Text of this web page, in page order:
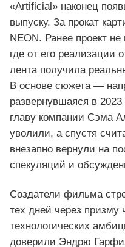
«Artificial» наконец
выпуску. За прокат
NEON. Ранее проект
где от его реализации
лента получила
В основе сюжета —
развернувшаяся в 2023
главу компании Сэма
уволили, а спустя
внезапно вернули на
спекуляций и
Создатели фильма
тех дней через призму
технологических
доверили Эндрю